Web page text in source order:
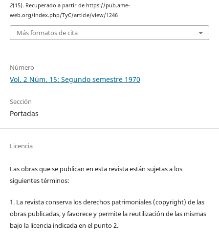
2(15). Recuperado a partir de https://pub.ame-
web.org/index.php/TyC/article/view/1246
Más formatos de cita
Número
Vol. 2 Núm. 15: Segundo semestre 1970
Sección
Portadas
Licencia
Las obras que se publican en esta revista están sujetas a los
siguientes términos:
1. La revista conserva los derechos patrimoniales (copyright) de las
obras publicadas, y favorece y permite la reutilización de las mismas
bajo la licencia indicada en el punto 2.